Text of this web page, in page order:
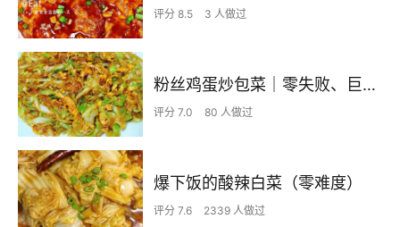
评分 8.5 3 人做过
粉丝鸡蛋炒包菜｜零失败、巨下饭
评分 7.0 80 人做过
爆下饭的酸辣白菜（零难度）
评分 7.6 2339 人做过